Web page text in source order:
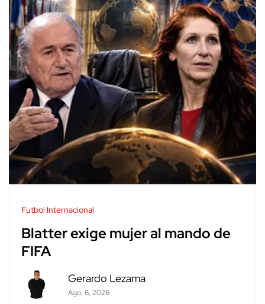
Futbol Internacional
Blatter exige mujer al mando de
FIFA
Gerardo Lezama
Ago. 6, 2026